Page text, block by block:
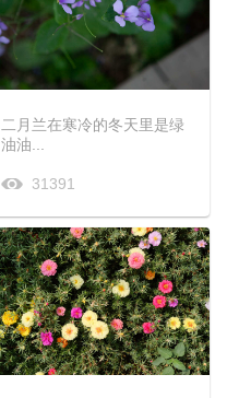
二月兰在寒冷的冬天里是绿
油油...
31391